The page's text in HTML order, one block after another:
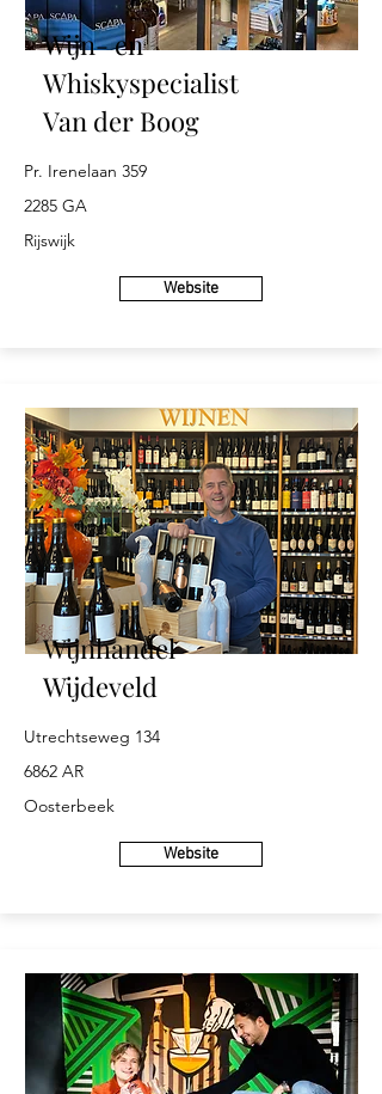
Wijn- en
Whiskyspecialist
Van der Boog
Pr. Irenelaan 359
2285 GA
Rijswijk
Website
Wijnhandel
Wijdeveld
Utrechtseweg 134
6862 AR
Oosterbeek
Website